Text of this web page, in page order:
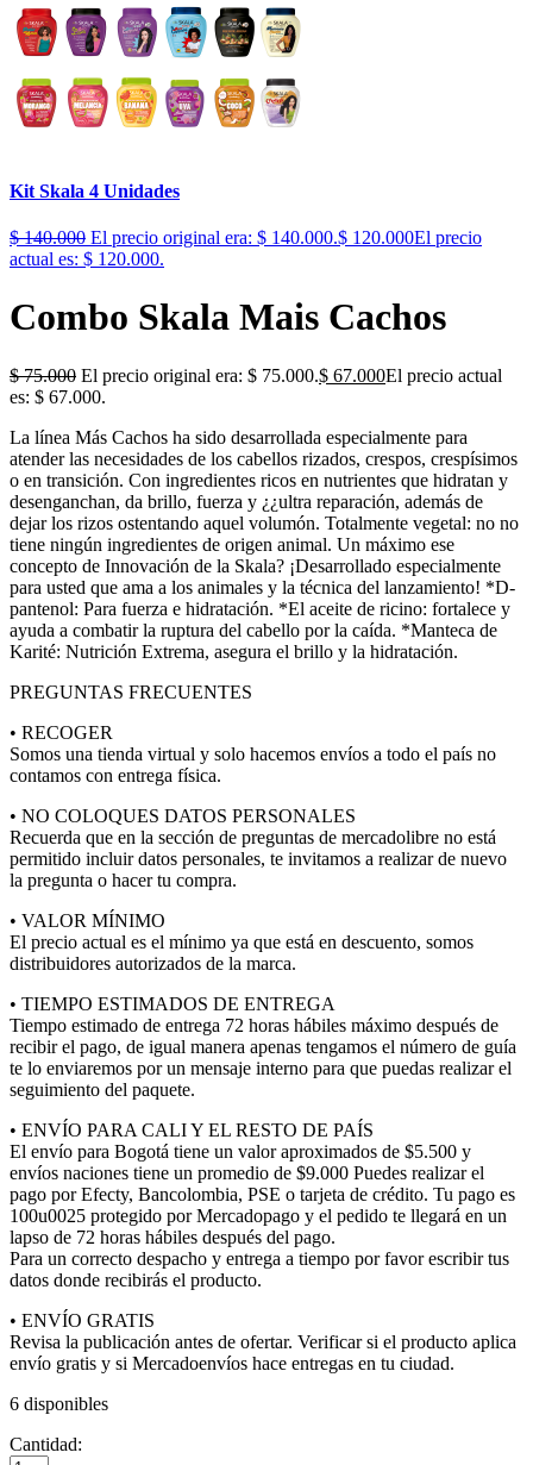
Kit Skala 4 Unidades
$140.000 El precio original era: $ 140.000.$ 120.000El precio
actual es: $ 120.000.
Combo Skala Mais Cachos
$75.000 El precio original era: $ 75.000.$ 67.000El precio actual
es: $ 67.000.
La línea Más Cachos ha sido desarrollada especialmente para
atender las necesidades de los cabellos rizados, crespos, crespísimos
o en transición. Con ingredientes ricos en nutrientes que hidratan y
desenganchan, da brillo, fuerza y ¿¿ultra reparación, además de
dejar los rizos ostentando aquel volumón. Totalmente vegetal: no no
tiene ningún ingredientes de origen animal. Un máximo ese
concepto de Innovación de la Skala? ¡Desarrollado especialmente
para usted que ama a los animales y la técnica del lanzamiento! *D-
pantenol: Para fuerza e hidratación. *El aceite de ricino: fortalece y
ayuda a combatir la ruptura del cabello por la caída. *Manteca de
Karité: Nutrición Extrema, asegura el brillo y la hidratación.
PREGUNTAS FRECUENTES
• RECOGER
Somos una tienda virtual y solo hacemos envíos a todo el país no
contamos con entrega física.
• NO COLOQUES DATOS PERSONALES
Recuerda que en la sección de preguntas de mercadolibre no está
permitido incluir datos personales, te invitamos a realizar de nuevo
la pregunta o hacer tu compra.
• VALOR MÍNIMO
El precio actual es el mínimo ya que está en descuento, somos
distribuidores autorizados de la marca.
• TIEMPO ESTIMADOS DE ENTREGA
Tiempo estimado de entrega 72 horas hábiles máximo después de
recibir el pago, de igual manera apenas tengamos el número de guía
te lo enviaremos por un mensaje interno para que puedas realizar el
seguimiento del paquete.
• ENVÍO PARA CALI Y EL RESTO DE PAÍS
El envío para Bogotá tiene un valor aproximados de $5.500 y
envíos naciones tiene un promedio de $9.000 Puedes realizar el
pago por Efecty, Bancolombia, PSE o tarjeta de crédito. Tu pago es
100u0025 protegido por Mercadopago y el pedido te llegará en un
lapso de 72 horas hábiles después del pago.
Para un correcto despacho y entrega a tiempo por favor escribir tus
datos donde recibirás el producto.
• ENVÍO GRATIS
Revisa la publicación antes de ofertar. Verificar si el producto aplica
envío gratis y si Mercadoenvíos hace entregas en tu ciudad.
6 disponibles
Cantidad: